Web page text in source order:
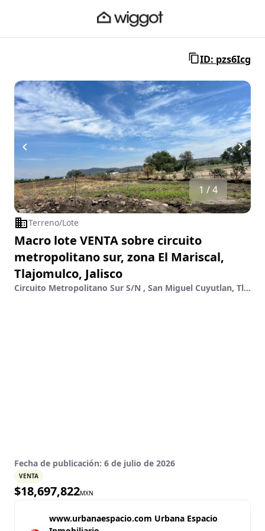
ID: pzs6Icg
1 / 4
Terreno/Lote
Macro lote VENTA sobre circuito
metropolitano sur, zona El Mariscal,
Tlajomulco, Jalisco
Circuito Metropolitano Sur S/N , San Miguel Cuyutlan, Tlajomulco De Zúñiga, Jalisco
Fecha de publicación: 6 de julio de 2026
VENTA
$18,697,822MXN
www.urbanaespacio.com Urbana Espacio